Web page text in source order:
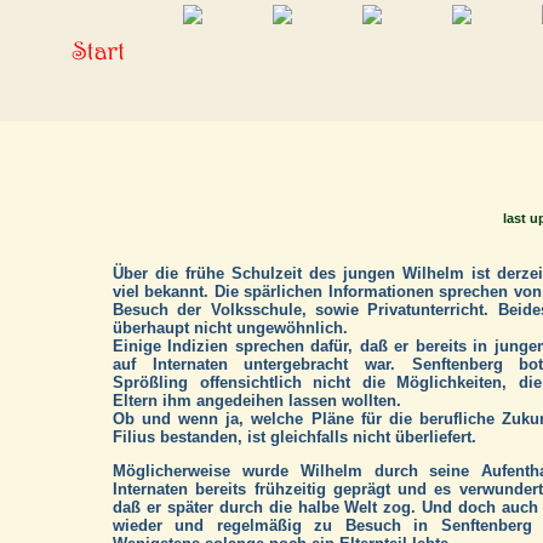
last
Über die frühe Schulzeit des jungen Wilhelm ist
viel bekannt. Die spärlichen Informationen sprechen
Besuch der Volksschule, sowie Privatunterricht.
überhaupt nicht ungewöhnlich.
Einige Indizien sprechen dafür, daß er bereits in
auf Internaten untergebracht war. Senftenberg
Sprößling offensichtlich nicht die Möglichkeiten,
Eltern ihm angedeihen lassen wollten.
Ob und wenn ja, welche Pläne für die berufliche
Filius bestanden, ist gleichfalls nicht überliefert.
Möglicherweise wurde Wilhelm durch seine
Internaten bereits frühzeitig geprägt und es
daß er später durch die halbe Welt zog. Und doch
wieder und regelmäßig zu Besuch in Senftenberg